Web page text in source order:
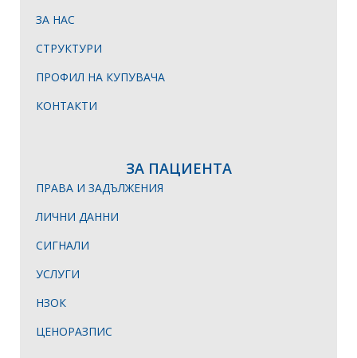
ЗА НАС
СТРУКТУРИ
ПРОФИЛ НА КУПУВАЧА
КОНТАКТИ
ЗА ПАЦИЕНТА
ПРАВА И ЗАДЪЛЖЕНИЯ
ЛИЧНИ ДАННИ
СИГНАЛИ
УСЛУГИ
НЗОК
ЦЕНОРАЗПИС